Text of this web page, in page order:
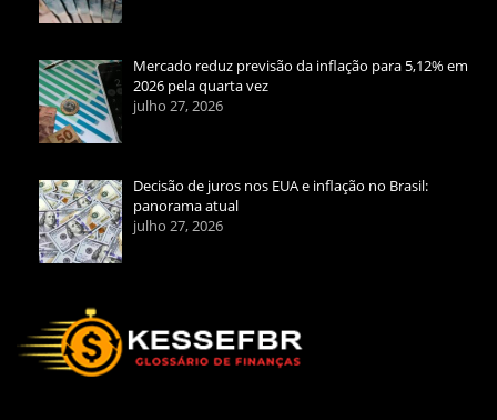
Mercado reduz previsão da inflação para 5,12% em
2026 pela quarta vez
julho 27, 2026
Decisão de juros nos EUA e inflação no Brasil:
panorama atual
julho 27, 2026